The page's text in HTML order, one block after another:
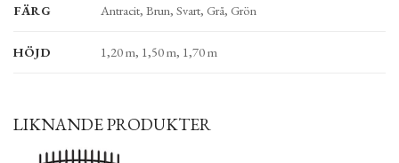
FÄRG Antracit, Brun, Svart, Grå, Grön
HÖJD 1,20 m, 1,50 m, 1,70 m
LIKNANDE PRODUKTER